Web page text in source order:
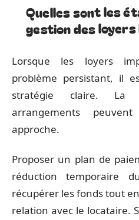
Quelles sont les
gestion des loyers
Lorsque les loyers
problème persistant, il
stratégie claire. La
arrangements
approche.
Proposer un plan de
réduction temporaire
récupérer les fonds tout
relation avec le locataire.